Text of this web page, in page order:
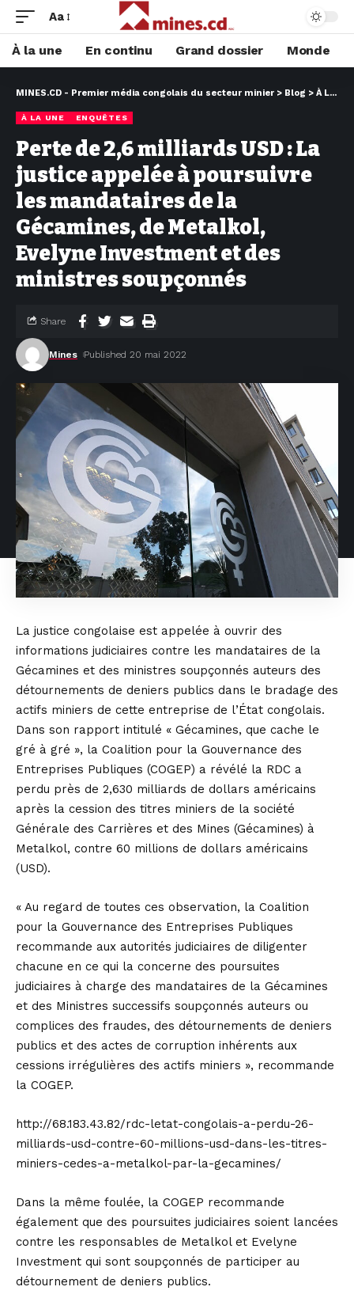
Aa
À la une En continu Grand dossier Monde
MINES.CD - Premier média congolais du secteur minier > Blog > À LA UNE
À LA UNE ENQUÊTES
Perte de 2,6 milliards USD : La
justice appelée à poursuivre
les mandataires de la
Gécamines, de Metalkol,
Evelyne Investment et des
ministres soupçonnés
Mines Published 20 mai 2022
Share
La justice congolaise est appelée à ouvrir des
informations judiciaires contre les mandataires de la
Gécamines et des ministres soupçonnés auteurs des
détournements de deniers publics dans le bradage des
actifs miniers de cette entreprise de l’État congolais.
Dans son rapport intitulé « Gécamines, que cache le
gré à gré », la Coalition pour la Gouvernance des
Entreprises Publiques (COGEP) a révélé la RDC a
perdu près de 2,630 milliards de dollars américains
après la cession des titres miniers de la société
Générale des Carrières et des Mines (Gécamines) à
Metalkol, contre 60 millions de dollars américains
(USD).
« Au regard de toutes ces observation, la Coalition
pour la Gouvernance des Entreprises Publiques
recommande aux autorités judiciaires de diligenter
chacune en ce qui la concerne des poursuites
judiciaires à charge des mandataires de la Gécamines
et des Ministres successifs soupçonnés auteurs ou
complices des fraudes, des détournements de deniers
publics et des actes de corruption inhérents aux
cessions irrégulières des actifs miniers », recommande
la COGEP.
http://68.183.43.82/rdc-letat-congolais-a-perdu-26-
milliards-usd-contre-60-millions-usd-dans-les-titres-
miniers-cedes-a-metalkol-par-la-gecamines/
Dans la même foulée, la COGEP recommande
également que des poursuites judiciaires soient lancées
contre les responsables de Metalkol et Evelyne
Investment qui sont soupçonnés de participer au
détournement de deniers publics.